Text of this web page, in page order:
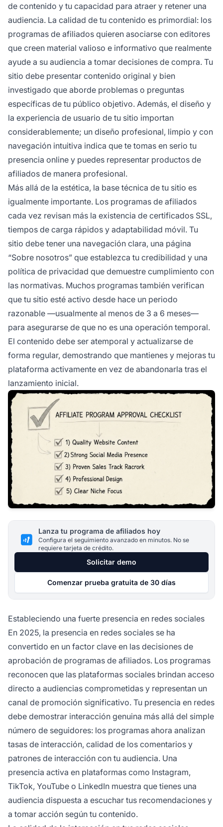
de contenido y tu capacidad para atraer y retener una
audiencia. La calidad de tu contenido es primordial: los
programas de afiliados quieren asociarse con editores
que creen material valioso e informativo que realmente
ayude a su audiencia a tomar decisiones de compra. Tu
sitio debe presentar contenido original y bien
investigado que aborde problemas o preguntas
específicas de tu público objetivo. Además, el diseño y
la experiencia de usuario de tu sitio importan
considerablemente; un diseño profesional, limpio y con
navegación intuitiva indica que te tomas en serio tu
presencia online y puedes representar productos de
afiliados de manera profesional.
Más allá de la estética, la base técnica de tu sitio es
igualmente importante. Los programas de afiliados
cada vez revisan más la existencia de certificados SSL,
tiempos de carga rápidos y adaptabilidad móvil. Tu
sitio debe tener una navegación clara, una página
“Sobre nosotros” que establezca tu credibilidad y una
política de privacidad que demuestre cumplimiento con
las normativas. Muchos programas también verifican
que tu sitio esté activo desde hace un periodo
razonable —usualmente al menos de 3 a 6 meses—
para asegurarse de que no es una operación temporal.
El contenido debe ser atemporal y actualizarse de
forma regular, demostrando que mantienes y mejoras tu
plataforma activamente en vez de abandonarla tras el
lanzamiento inicial.
Lanza tu programa de afiliados hoy
Configura el seguimiento avanzado en minutos. No se
requiere tarjeta de crédito.
Solicitar demo
Comenzar prueba gratuita de 30 días
Estableciendo una fuerte presencia en redes sociales
En 2025, la presencia en redes sociales se ha
convertido en un factor clave en las decisiones de
aprobación de programas de afiliados. Los programas
reconocen que las plataformas sociales brindan acceso
directo a audiencias comprometidas y representan un
canal de promoción significativo. Tu presencia en redes
debe demostrar interacción genuina más allá del simple
número de seguidores: los programas ahora analizan
tasas de interacción, calidad de los comentarios y
patrones de interacción con tu audiencia. Una
presencia activa en plataformas como Instagram,
TikTok, YouTube o LinkedIn muestra que tienes una
audiencia dispuesta a escuchar tus recomendaciones y
a tomar acción según tu contenido.